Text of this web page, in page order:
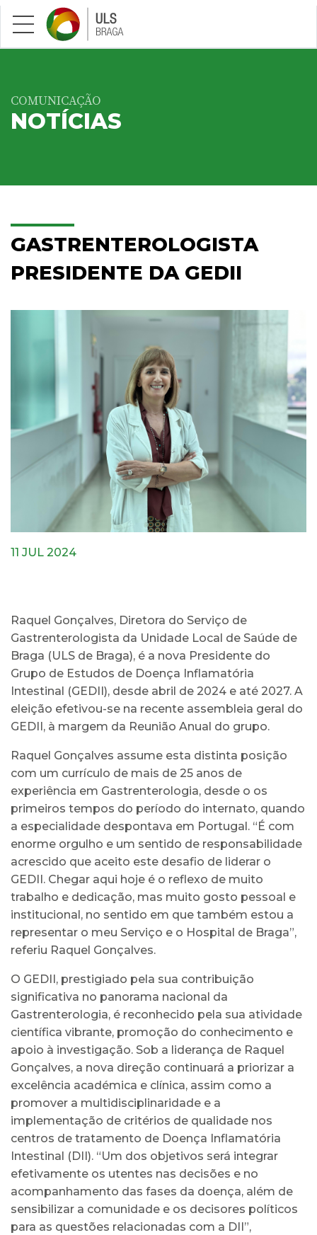
Saltar para conteúdo principal
COMUNICAÇÃO
NOTÍCIAS
GASTRENTEROLOGISTA
PRESIDENTE DA GEDII
11 JUL 2024
Raquel Gonçalves, Diretora do Serviço de
Gastrenterologista da Unidade Local de Saúde de
Braga (ULS de Braga), é a nova Presidente do
Grupo de Estudos de Doença Inflamatória
Intestinal (GEDII), desde abril de 2024 e até 2027. A
eleição efetivou-se na recente assembleia geral do
GEDII, à margem da Reunião Anual do grupo.
Raquel Gonçalves assume esta distinta posição
com um currículo de mais de 25 anos de
experiência em Gastrenterologia, desde o os
primeiros tempos do período do internato, quando
a especialidade despontava em Portugal. “É com
enorme orgulho e um sentido de responsabilidade
acrescido que aceito este desafio de liderar o
GEDII. Chegar aqui hoje é o reflexo de muito
trabalho e dedicação, mas muito gosto pessoal e
institucional, no sentido em que também estou a
representar o meu Serviço e o Hospital de Braga”,
referiu Raquel Gonçalves.
O GEDII, prestigiado pela sua contribuição
significativa no panorama nacional da
Gastrenterologia, é reconhecido pela sua atividade
científica vibrante, promoção do conhecimento e
apoio à investigação. Sob a liderança de Raquel
Gonçalves, a nova direção continuará a priorizar a
excelência académica e clínica, assim como a
promover a multidisciplinaridade e a
implementação de critérios de qualidade nos
centros de tratamento de Doença Inflamatória
Intestinal (DII). “Um dos objetivos será integrar
efetivamente os utentes nas decisões e no
acompanhamento das fases da doença, além de
sensibilizar a comunidade e os decisores políticos
para as questões relacionadas com a DII”,